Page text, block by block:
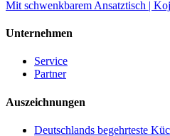
Mit schwenkbarem Ansatztisch |
Unternehmen
Service
Partner
Auszeichnungen
Deutschlands begehrteste